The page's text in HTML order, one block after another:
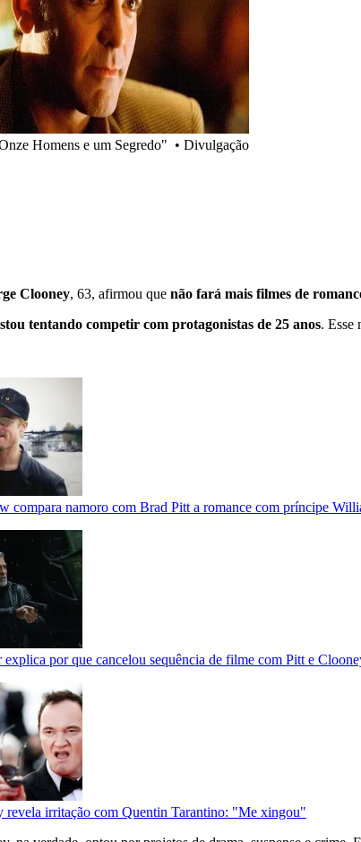
Homens e um Segredo" • Divulgação
Clooney, 63, afirmou que não fará mais filmes de
tentando competir com protagonistas de 25 anos. Esse
compara namoro com Brad Pitt a romance com príncipe
por que cancelou sequência de filme com Pitt e
revela irritação com Quentin Tarantino: "Me xingou"